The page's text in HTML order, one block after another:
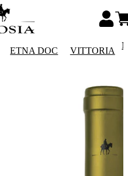
ETNA DOC VITTORIA